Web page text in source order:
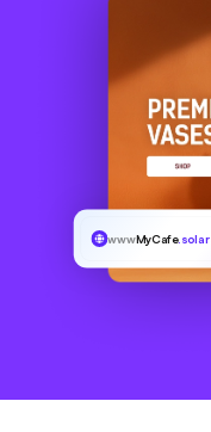
wwwMyCafe.solar